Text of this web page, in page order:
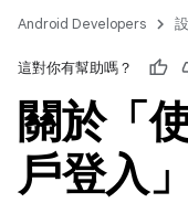
Android Developers
這對你有幫助嗎？
關於「
戶登入